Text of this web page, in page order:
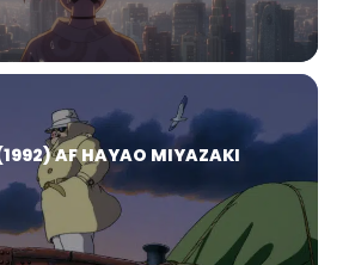
AF HAYAO MIYAZAKI